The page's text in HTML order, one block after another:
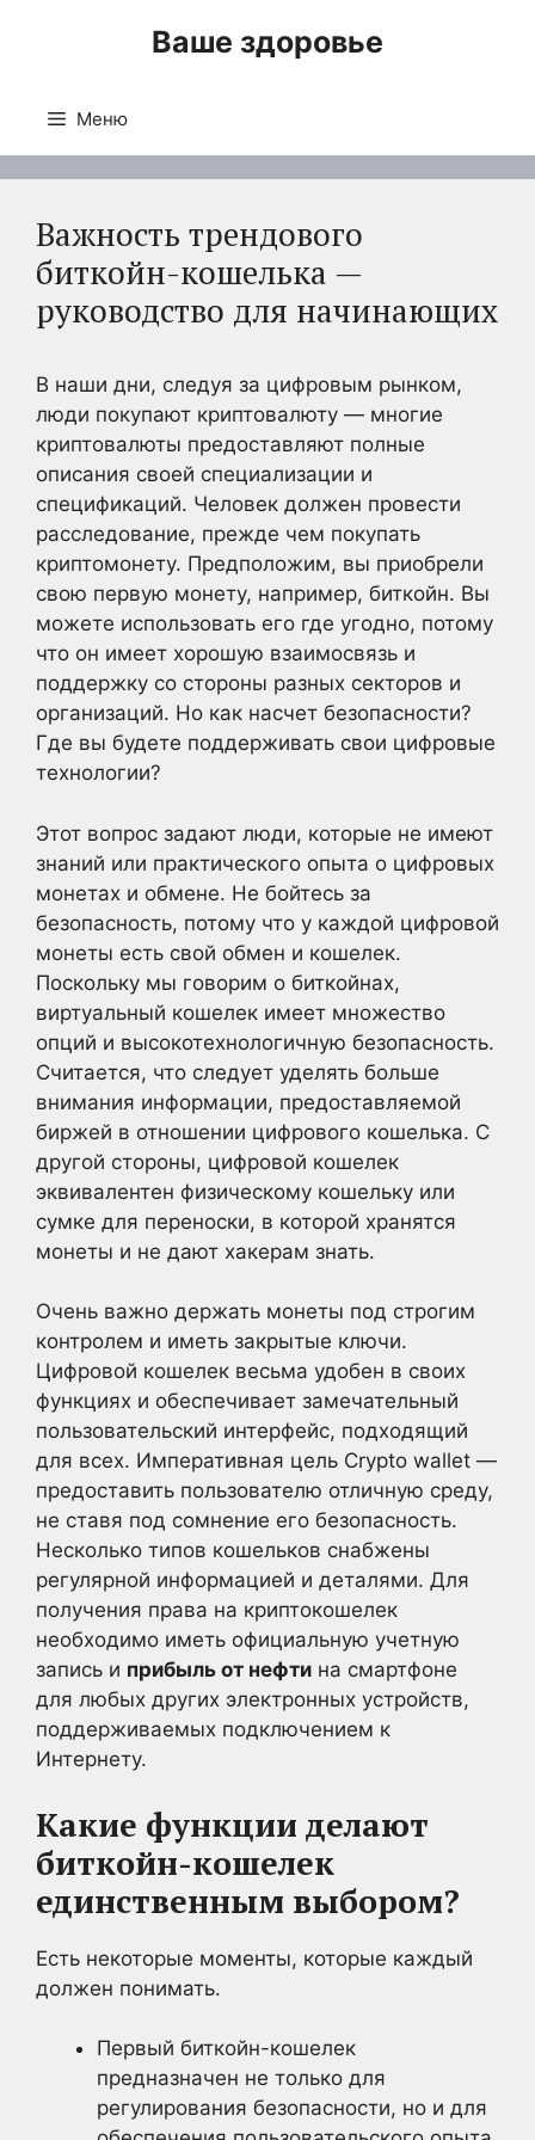
Ваше здоровье
Меню
Важность трендового
биткойн-кошелька —
руководство для начинающих
В наши дни, следуя за цифровым рынком,
люди покупают криптовалюту — многие
криптовалюты предоставляют полные
описания своей специализации и
спецификаций. Человек должен провести
расследование, прежде чем покупать
криптомонету. Предположим, вы приобрели
свою первую монету, например, биткойн. Вы
можете использовать его где угодно, потому
что он имеет хорошую взаимосвязь и
поддержку со стороны разных секторов и
организаций. Но как насчет безопасности?
Где вы будете поддерживать свои цифровые
технологии?
Этот вопрос задают люди, которые не имеют
знаний или практического опыта о цифровых
монетах и обмене. Не бойтесь за
безопасность, потому что у каждой цифровой
монеты есть свой обмен и кошелек.
Поскольку мы говорим о биткойнах,
виртуальный кошелек имеет множество
опций и высокотехнологичную безопасность.
Считается, что следует уделять больше
внимания информации, предоставляемой
биржей в отношении цифрового кошелька. С
другой стороны, цифровой кошелек
эквивалентен физическому кошельку или
сумке для переноски, в которой хранятся
монеты и не дают хакерам знать.
Очень важно держать монеты под строгим
контролем и иметь закрытые ключи.
Цифровой кошелек весьма удобен в своих
функциях и обеспечивает замечательный
пользовательский интерфейс, подходящий
для всех. Императивная цель Crypto wallet —
предоставить пользователю отличную среду,
не ставя под сомнение его безопасность.
Несколько типов кошельков снабжены
регулярной информацией и деталями. Для
получения права на криптокошелек
необходимо иметь официальную учетную
запись и прибыль от нефти на смартфоне
для любых других электронных устройств,
поддерживаемых подключением к
Интернету.
Какие функции делают
биткойн-кошелек
единственным выбором?
Есть некоторые моменты, которые каждый
должен понимать.
Первый биткойн-кошелек
предназначен не только для
регулирования безопасности, но и для